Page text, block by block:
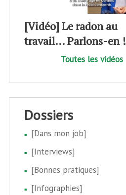
[Vidéo] Le radon au
travail… Parlons-en !
Toutes les vidéos
dossiers
[Dans mon job]
[Interviews]
[Bonnes pratiques]
[Infographies]